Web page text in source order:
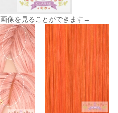
像を見ることができます→